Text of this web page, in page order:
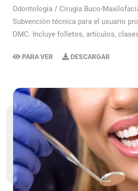
Odontología / Cirugía Buco-
Subvención técnica para el usuario
DMC. Incluye folletos, artículos,
PARA VER DESCARGAR